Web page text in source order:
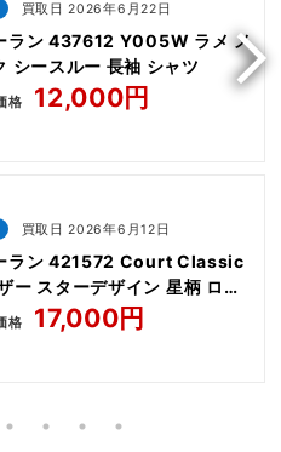
買取日 2026年6月22日
ラン 437612 Y005W ラメ メ
シースルー 長袖 シャツ
格 12,000円
買取日 2026年6月12日
ラン 421572 Court Classic
ー スターデザイン 星柄 ロー
ニーカー
格 17,000円